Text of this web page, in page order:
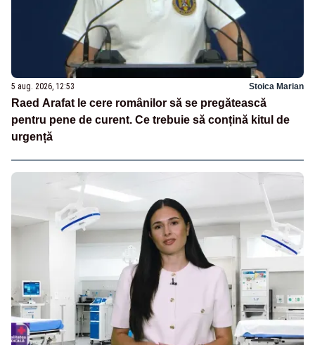
5 aug. 2026, 12:53 Stoica Marian
Raed Arafat le cere românilor să se pregătească
pentru pene de curent. Ce trebuie să conțină kitul de
urgență